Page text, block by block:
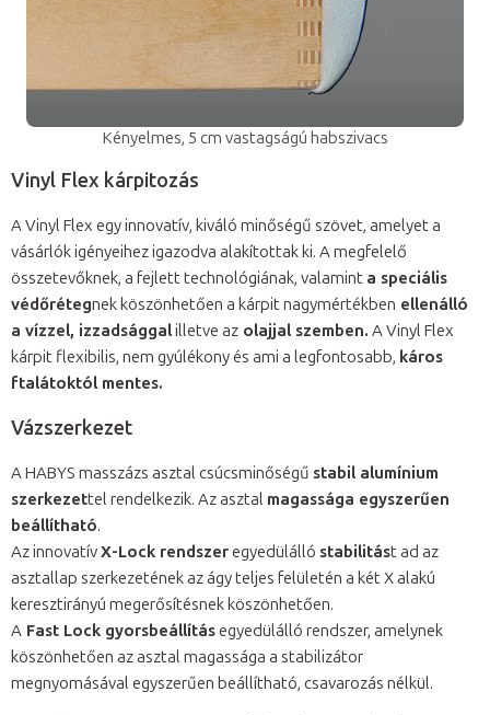
Kényelmes, 5 cm vastagságú habszivacs
Vinyl Flex kárpitozás
A Vinyl Flex egy innovatív, kiváló minőségű szövet, amelyet a
vásárlók igényeihez igazodva alakítottak ki. A megfelelő
összetevőknek, a fejlett technológiának, valamint a speciális
védőrétegnek köszönhetően a kárpit nagymértékben ellenálló
a vízzel, izzadsággalilletve az olajjal szemben. A Vinyl Flex
kárpit flexibilis, nem gyúlékony és ami a legfontosabb, káros
ftalátoktól mentes.
Vázszerkezet
A HABYS masszázs asztal csúcsminőségű stabil alumínium
szerkezettel rendelkezik. Az asztal magassága egyszerűen
beállítható.
Az innovatívX-Lock rendszeregyedülálló stabilitást ad az
asztallap szerkezetének az ágy teljes felületén a két X alakú
keresztirányú megerősítésnek köszönhetően.
A Fast Lock gyorsbeállításegyedülálló rendszer, amelynek
köszönhetően az asztal magassága a stabilizátor
megnyomásával egyszerűen beállítható, csavarozás nélkül.